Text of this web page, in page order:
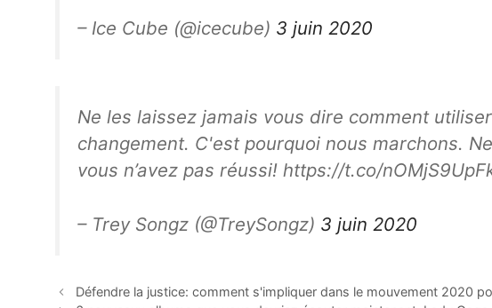
– Ice Cube (@icecube) 3 juin 2020
Ne les laissez jamais vous dire comment
changement. C'est pourquoi nous marchons.
vous n’avez pas réussi! https://t.co/
– Trey Songz (@TreySongz) 3 juin 2020
Défendre la justice: comment s'impliquer dans le mouvement 2020